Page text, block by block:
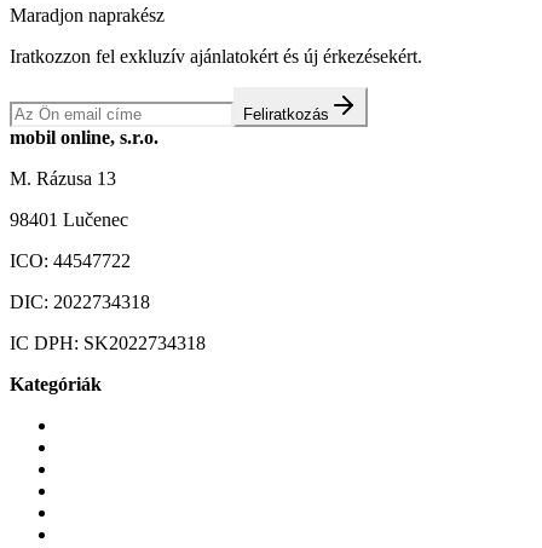
Maradjon naprakész
Iratkozzon fel exkluzív ajánlatokért és új érkezésekért.
Feliratkozás
mobil online, s.r.o.
M. Rázusa 13
98401 Lučenec
ICO: 44547722
DIC: 2022734318
IC DPH: SK2022734318
Kategóriák